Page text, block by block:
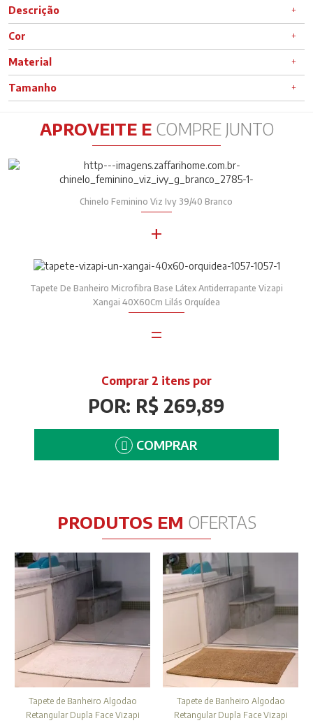
Descrição
Cor
Material
Tamanho
APROVEITE ECOMPRE JUNTO
Chinelo Feminino Viz Ivy 39/40 Branco
+
Tapete De Banheiro Microfibra Base Látex Antiderrapante Vizapi
Xangai 40X60Cm Lilás Orquídea
=
Comprar 2 itens por
POR: R$ 269,89
COMPRAR
PRODUTOS EM OFERTAS
Tapete de Banheiro Algodao
Retangular Dupla Face Vizapi
Tapete de Banheiro Algodao
Retangular Dupla Face Vizapi